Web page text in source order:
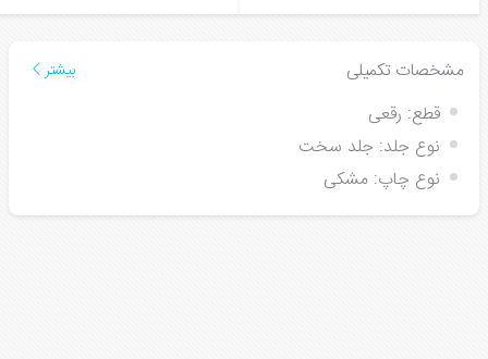
مشخصات تکمیلی بیشتر
قطع: رقعی
نوع جلد: جلد سخت
نوع چاپ: مشکی